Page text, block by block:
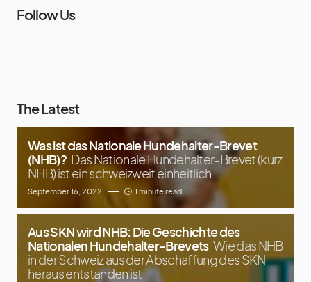
Follow Us
The Latest
Was ist das Nationale Hundehalter-Brevet
(NHB)? Das Nationale Hundehalter-Brevet (kurz
NHB) ist ein schweizweit einheitlich
September 16, 2022 1 minute read
Aus SKN wird NHB: Die Geschichte des
Nationalen Hundehalter-Brevets Wie das NHB
in der Schweiz aus der Abschaffung des SKN
heraus entstanden ist